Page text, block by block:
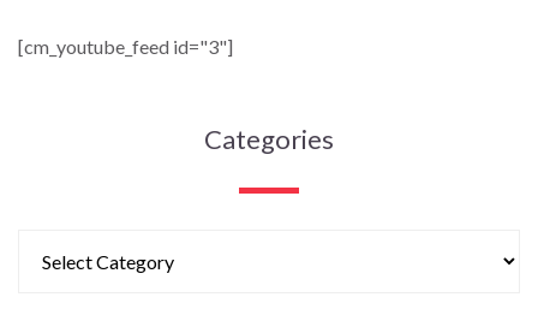
[cm_youtube_feed id="3"]
Categories